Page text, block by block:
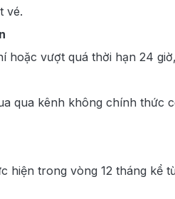
vé.
hoặc vượt quá thời hạn 24
qua kênh không chính
trong vòng 12 tháng kể